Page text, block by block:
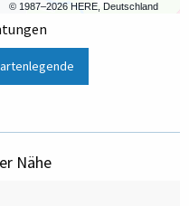
© 1987–2026 HERE, Deutschland
Nähe